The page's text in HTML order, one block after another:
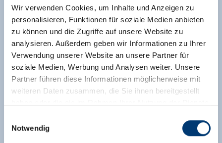
Wir verwenden Cookies, um Inhalte und Anzeigen zu
personalisieren, Funktionen für soziale Medien anbieten
zu können und die Zugriffe auf unsere Website zu
analysieren. Außerdem geben wir Informationen zu Ihrer
Verwendung unserer Website an unsere Partner für
soziale Medien, Werbung und Analysen weiter. Unsere
Partner führen diese Informationen möglicherweise mit
weiteren Daten zusammen, die Sie ihnen bereitgestellt
Notwendig